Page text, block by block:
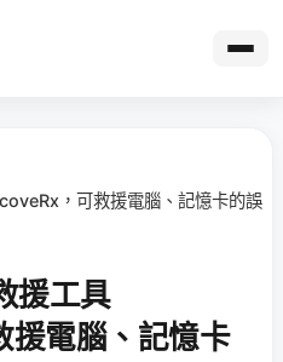
，可救援電腦、記憶卡的誤
援工具
電腦、記憶卡